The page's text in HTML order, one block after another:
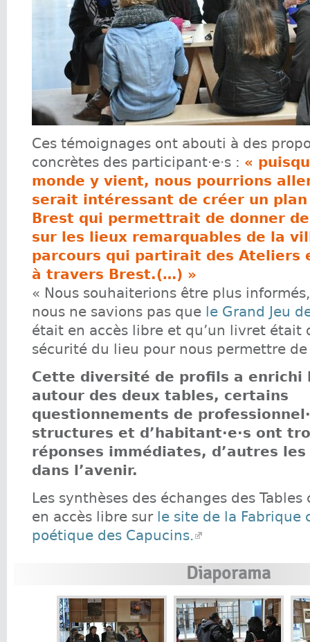
Ces témoignages ont abouti à des
concrètes des participant·e·s : «
monde y vient, nous pourrions
serait intéressant de créer un
Brest qui permettrait de donner
sur les lieux remarquables de la
parcours qui partirait des Ateliers
à travers Brest.(…) »
« Nous souhaiterions être plus
nous ne savions pas que le Grand Jeu
était en accès libre et qu’un livret était
sécurité du lieu pour nous permettre de
Cette diversité de profils a enrichi
autour des deux tables, certains
questionnements de
structures et d’habitant·e·s ont
réponses immédiates, d’autres
dans l’avenir.
Les synthèses des échanges des
en accès libre sur le site de la Fabrique
poétique des Capucins.
Diaporama